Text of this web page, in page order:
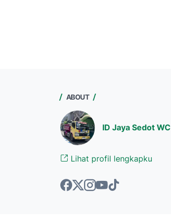
ABOUT
ID Jaya Sedot WC
Lihat profil lengkapku